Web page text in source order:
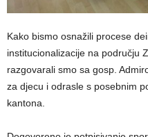
Kako bismo osnažili procese
institucionalizacije na području
razgovarali smo sa gosp.
za djecu i odrasle s posebnim
kantona.